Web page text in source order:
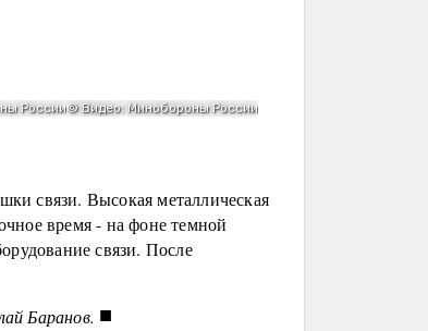
связи. Высокая металлическая
время - на фоне темной
связи. После
Баранов. ■